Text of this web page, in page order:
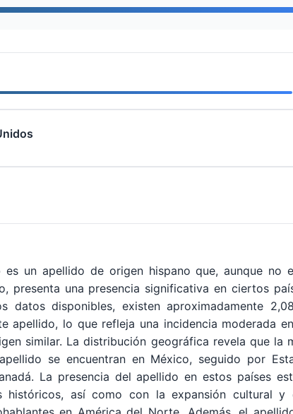
es un apellido de origen hispano que, aunque no
presenta una presencia significativa en ciertos
datos disponibles, existen aproximadamente
apellido, lo que refleja una incidencia moderada
similar. La distribución geográfica revela que la
se encuentran en México, seguido por
La presencia del apellido en estos países
históricos, así como con la expansión cultural y